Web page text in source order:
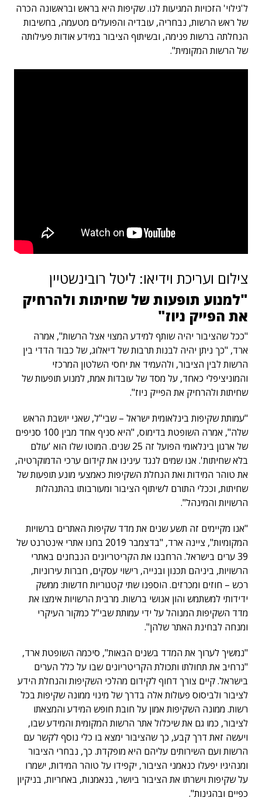
ל'גילוי' הזכויות המגיעות לנו. שקיפות היא בראש ובראשונה הכרה
של ראש הרשות, נבחריה, עובדיה והפועלים מטעמה, בחשיבות
הנחלתה ברשות פנימה, ובשיתוף הציבור במידע אודות פעילותה
של הרשות המקומית".
צילום ועריכת וידיאו: ליטל רובינשטיין
"למנוע תופעות של שחיתות ולהרחיק
את הפייק ניוז"
"ככל שהציבור יהיה שותף למידע המצוי אצל הרשות", אמרה
ארד, "כך ניתן יהיה לבנות תרבות של דיאלוג, של כבוד הדדי בין
הרשות לבין הציבור, ולהעמיד את יחסי השלטון המרכזי
והמוניציפלי כאחד, על מסד של עובדות אמת, למנוע תופעות של
שחיתות ולהרחיק את הפייק ניוז".
"עמותת שקיפות בינלאומית ישראל – שבי"ל, שאני יושבת הראש
שלה", אמרה השופטת בדימוס, "היא סניף אחד מבין 100 סניפים
של ארגון בינלאומי הפועל זה 25 שנים. המוטו שלו הוא 'עולם
בלא שחיתות'. אנו שמים לנגד עינינו את קידום ערכי הדמוקרטיה,
את טוהר המידות ואת הנחלת השקיפות כאמצעי מונע תופעות של
שחיתות, וככלי התורם לשיתוף הציבור ומעורבותו בהתנהלות
הרשויות והמינהל".
"אנו מקיימים זה תשע שנים את מדד שקיפות האתרים ברשויות
המקומיות", ציינה ארד, "בדצמבר 2019 בחנו אתרי אינטרנט של
39 ערים בישראל. הרחבנו את הקריטריונים הנבחנים באתרי
הרשויות, ביניהם תכנון ובנייה, רישוי עסקים, חברות עירוניות,
רכש – חוזים ומכרזים. הוספנו שתי קטגוריות חדשות: ממשק
ידידותי למשתמש והון אנושי ברשות. מרבית הרשויות אימצו את
מדד השקיפות המנוהל על ידי עמותת שבי"ל כמקור העיקרי
ומנחה לבחינת האתר שלהן".
"נמשיך לערוך את המדד בשנים הבאות", סיכמה השופטת ארד,
"נרחיב את תחולתו ותכולת הקריטריונים שבו על כלל הערים
בישראל. קיים צורך דחוף לקידום מהלכי השקיפות והנחלת הידע
לציבור ולביסוס פעולות אלה בדרך של מינוי ממונה שקיפות בכל
רשות. ממונה השקיפות אמון על חובת חופש המידע והמצאתו
לציבור, כמו גם את שיכלול אתר הרשות המקומית והמידע שבו,
ויעשה זאת דרך קבע, כך שהציבור ימצא בו כלי נוסף לקשר עם
הרשות ועם השירותים עליהם היא מופקדת. כך, נבחרי הציבור
ומנהיגיו יפעלו כנאמני הציבור, יקפידו על טוהר המידות, ישמרו
על שקיפות וישרתו את הציבור ביושר, בנאמנות, באחריות, בניקיון
כפיים ובהגינות".